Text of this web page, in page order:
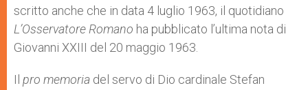
scritto anche che in data 4 luglio 1963, il quotidiano
L’Osservatore Romano ha pubblicato l’ultima nota di
Giovanni XXIII del 20 maggio 1963.
Il pro memoria del servo di Dio cardinale Stefan